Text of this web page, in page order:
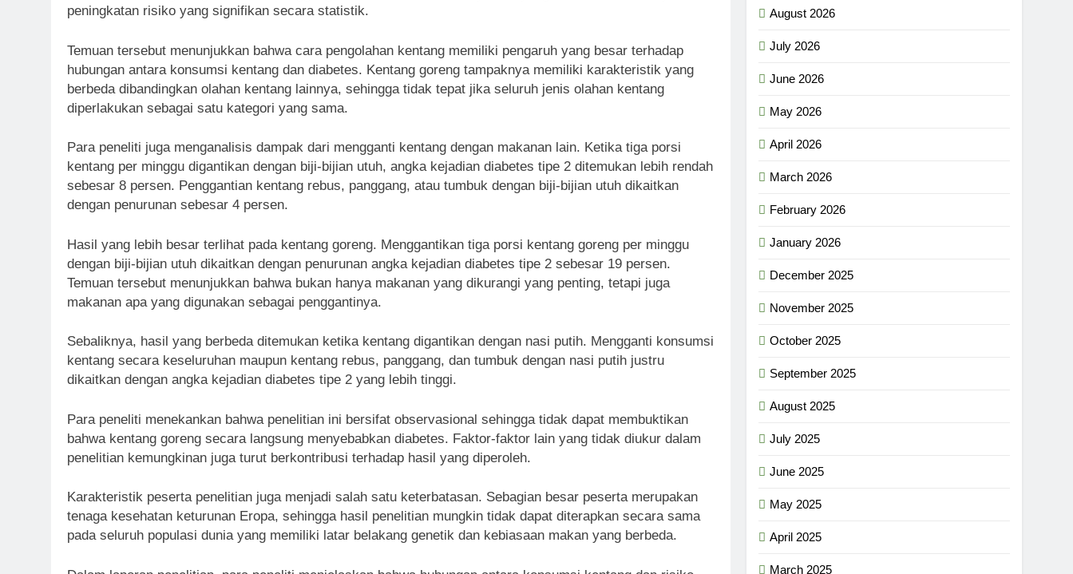
peningkatan risiko yang signifikan secara statistik.
Temuan tersebut menunjukkan bahwa cara pengolahan kentang memiliki pengaruh yang besar terhadap
hubungan antara konsumsi kentang dan diabetes. Kentang goreng tampaknya memiliki karakteristik yang
berbeda dibandingkan olahan kentang lainnya, sehingga tidak tepat jika seluruh jenis olahan kentang
diperlakukan sebagai satu kategori yang sama.
Para peneliti juga menganalisis dampak dari mengganti kentang dengan makanan lain. Ketika tiga porsi
kentang per minggu digantikan dengan biji-bijian utuh, angka kejadian diabetes tipe 2 ditemukan lebih rendah
sebesar 8 persen. Penggantian kentang rebus, panggang, atau tumbuk dengan biji-bijian utuh dikaitkan
dengan penurunan sebesar 4 persen.
Hasil yang lebih besar terlihat pada kentang goreng. Menggantikan tiga porsi kentang goreng per minggu
dengan biji-bijian utuh dikaitkan dengan penurunan angka kejadian diabetes tipe 2 sebesar 19 persen.
Temuan tersebut menunjukkan bahwa bukan hanya makanan yang dikurangi yang penting, tetapi juga
makanan apa yang digunakan sebagai penggantinya.
Sebaliknya, hasil yang berbeda ditemukan ketika kentang digantikan dengan nasi putih. Mengganti konsumsi
kentang secara keseluruhan maupun kentang rebus, panggang, dan tumbuk dengan nasi putih justru
dikaitkan dengan angka kejadian diabetes tipe 2 yang lebih tinggi.
Para peneliti menekankan bahwa penelitian ini bersifat observasional sehingga tidak dapat membuktikan
bahwa kentang goreng secara langsung menyebabkan diabetes. Faktor-faktor lain yang tidak diukur dalam
penelitian kemungkinan juga turut berkontribusi terhadap hasil yang diperoleh.
Karakteristik peserta penelitian juga menjadi salah satu keterbatasan. Sebagian besar peserta merupakan
tenaga kesehatan keturunan Eropa, sehingga hasil penelitian mungkin tidak dapat diterapkan secara sama
pada seluruh populasi dunia yang memiliki latar belakang genetik dan kebiasaan makan yang berbeda.
August 2026
July 2026
June 2026
May 2026
April 2026
March 2026
February 2026
January 2026
December 2025
November 2025
October 2025
September 2025
August 2025
July 2025
June 2025
May 2025
April 2025
March 2025